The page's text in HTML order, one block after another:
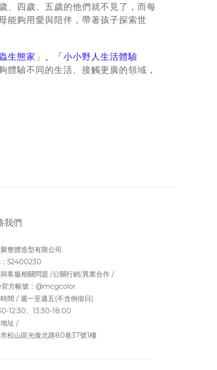
、四歲、五歲的他們就不見了，而每
能夠用愛與陪伴，帶著孩子探索世
生態家 」 、「小小野人生活體驗
體驗不同的生活、接觸更廣的領域，
我們
整體造型有限公司
52400230
客服相關問題 /公關行銷/異業合作 /
方帳號： @mcgcolor
間 / 週一至週五(不含例假日)
12:30、13:30-18:00
址 /
松山區光復北路80巷37號1樓